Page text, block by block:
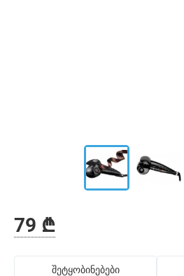
79 ₾
შეტყობინებები